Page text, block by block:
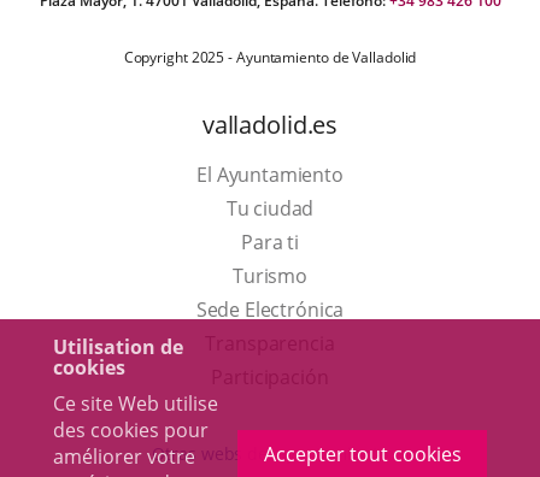
Utilisation de
cookies
Ce site Web utilise
des cookies pour
améliorer votre
Accepter tout cookies
Copyright 2025 - Ayuntamiento de Valladolid
valladolid.es
El Ayuntamiento
Tu ciudad
Para ti
TurismoEste
enlace
una
Sede Electrónica
externa.
Otras webs del ayuntamiento